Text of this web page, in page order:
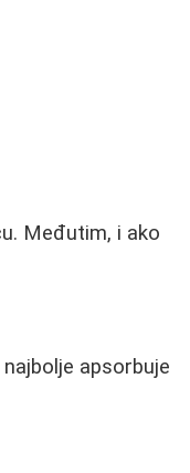
Međutim, i ako
apsorbuje